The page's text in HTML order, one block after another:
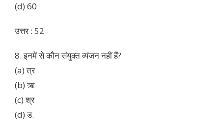
(d) 60
उत्तर : 52
8. इनमें से कौन संयुक्त व्यंजन नहीं हैं?
(a) त्र
(b) ऋ
(c) श्र
(d) ड.